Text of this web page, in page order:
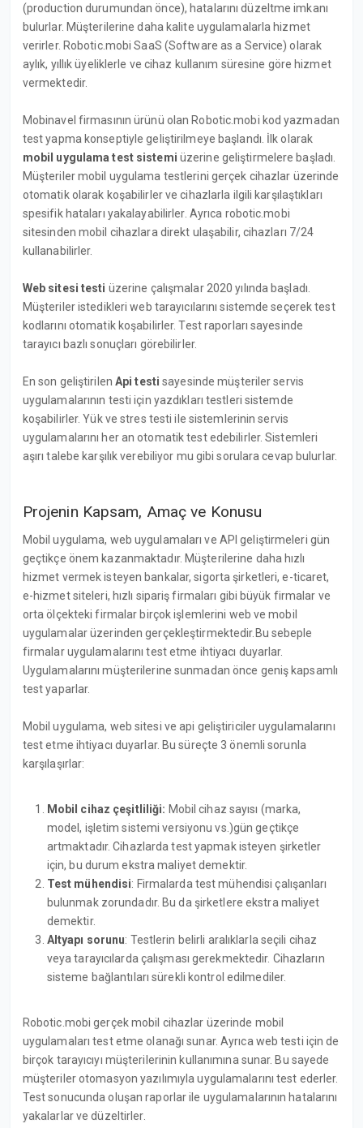
(production durumundan önce), hatalarını düzeltme imkanı
bulurlar. Müşterilerine daha kalite uygulamalarla hizmet
verirler. Robotic.mobi SaaS (Software as a Service) olarak
aylık, yıllık üyeliklerle ve cihaz kullanım süresine göre hizmet
vermektedir.
Mobinavel firmasının ürünü olan Robotic.mobi kod yazmadan
test yapma konseptiyle geliştirilmeye başlandı. İlk olarak
mobil uygulama test sistemi üzerine geliştirmelere başladı.
Müşteriler mobil uygulama testlerini gerçek cihazlar üzerinde
otomatik olarak koşabilirler ve cihazlarla ilgili karşılaştıkları
spesifik hataları yakalayabilirler. Ayrıca robotic.mobi
sitesinden mobil cihazlara direkt ulaşabilir, cihazları 7/24
kullanabilirler.
Web sitesi testi üzerine çalışmalar 2020 yılında başladı.
Müşteriler istedikleri web tarayıcılarını sistemde seçerek test
kodlarını otomatik koşabilirler. Test raporları sayesinde
tarayıcı bazlı sonuçları görebilirler.
En son geliştirilen Api testi sayesinde müşteriler servis
uygulamalarının testi için yazdıkları testleri sistemde
koşabilirler. Yük ve stres testi ile sistemlerinin servis
uygulamalarını her an otomatik test edebilirler. Sistemleri
aşırı talebe karşılık verebiliyor mu gibi sorulara cevap bulurlar.
Projenin Kapsam, Amaç ve Konusu
Mobil uygulama, web uygulamaları ve API geliştirmeleri gün
geçtikçe önem kazanmaktadır. Müşterilerine daha hızlı
hizmet vermek isteyen bankalar, sigorta şirketleri, e-ticaret,
e-hizmet siteleri, hızlı sipariş firmaları gibi büyük firmalar ve
orta ölçekteki firmalar birçok işlemlerini web ve mobil
uygulamalar üzerinden gerçekleştirmektedir.Bu sebeple
firmalar uygulamalarını test etme ihtiyacı duyarlar.
Uygulamalarını müşterilerine sunmadan önce geniş kapsamlı
test yaparlar.
Mobil uygulama, web sitesi ve api geliştiriciler uygulamalarını
test etme ihtiyacı duyarlar. Bu süreçte 3 önemli sorunla
karşılaşırlar:
Mobil cihaz çeşitliliği: Mobil cihaz sayısı (marka,
model, işletim sistemi versiyonu vs.)gün geçtikçe
artmaktadır. Cihazlarda test yapmak isteyen şirketler
için, bu durum ekstra maliyet demektir.
Test mühendisi: Firmalarda test mühendisi çalışanları
bulunmak zorundadır. Bu da şirketlere ekstra maliyet
demektir.
Altyapı sorunu: Testlerin belirli aralıklarla seçili cihaz
veya tarayıcılarda çalışması gerekmektedir. Cihazların
sisteme bağlantıları sürekli kontrol edilmediler.
Robotic.mobi gerçek mobil cihazlar üzerinde mobil
uygulamaları test etme olanağı sunar. Ayrıca web testi için de
birçok tarayıcıyı müşterilerinin kullanımına sunar. Bu sayede
müşteriler otomasyon yazılımıyla uygulamalarını test ederler.
Test sonucunda oluşan raporlar ile uygulamalarının hatalarını
yakalarlar ve düzeltirler.